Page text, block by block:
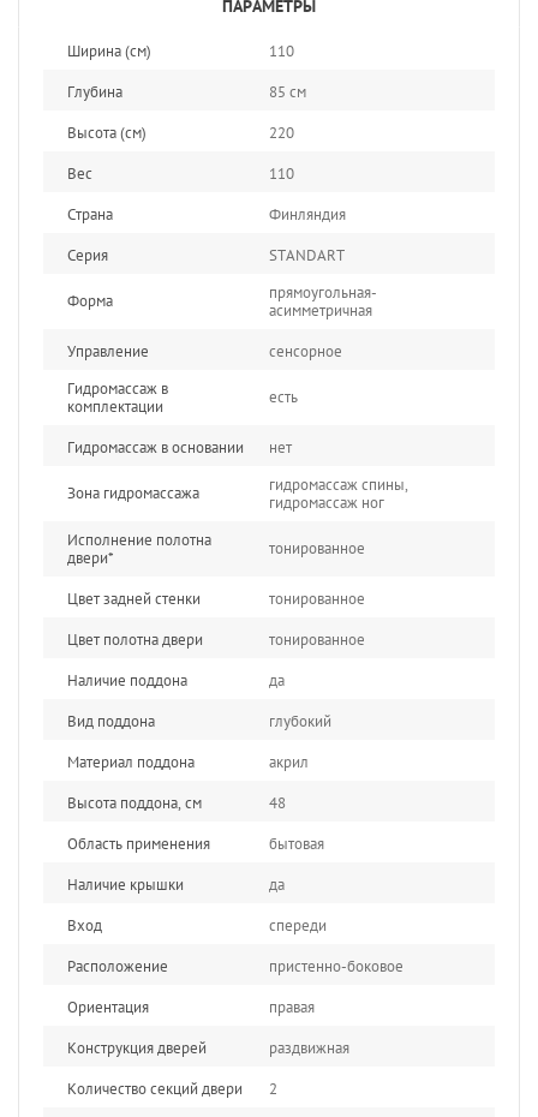
ПАРАМЕТРЫ
Ширина (см)
110
Глубина
85 см
Высота (см)
220
Вес
110
Страна
Финляндия
Серия
STANDART
Форма
прямоугольная-
асимметричная
Управление
сенсорное
Гидромассаж в
комплектации
есть
Гидромассаж в основании нет
Зона гидромассажа
гидромассаж спины,
гидромассаж ног
Исполнение полотна
двери*
тонированное
Цвет задней стенки
тонированное
Цвет полотна двери
тонированное
Наличие поддона
да
Вид поддона
глубокий
Материал поддона
акрил
Высота поддона, см
48
Область применения
бытовая
Наличие крышки
да
Вход
спереди
Расположение
пристенно-боковое
Ориентация
правая
Конструкция дверей
раздвижная
Количество секций двери
2